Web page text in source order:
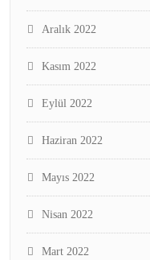
Aralık 2022
Kasım 2022
Eylül 2022
Haziran 2022
Mayıs 2022
Nisan 2022
Mart 2022